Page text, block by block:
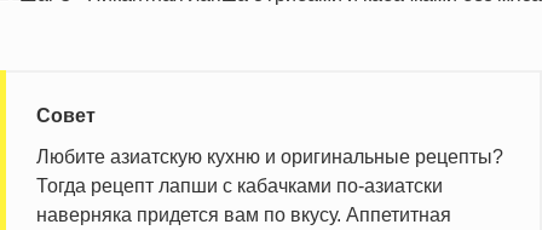
Совет
Любите азиатскую кухню и оригинальные рецепты?
Тогда рецепт лапши с кабачками по-азиатски
наверняка придется вам по вкусу. Аппетитная